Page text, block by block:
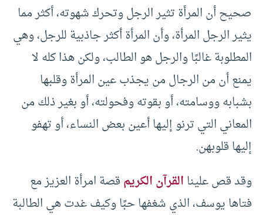
صحيح أن المرأة تثير الرجل وتحرك شهوته، أكثر مما
يثير الرجل المرأة، وأن المرأة أكثر جاذبية للرجل، وهي
المطلوبة غالبًا والرجل هو الطالب، ولكن هذا كله لا
يمنع أن من الرجال من يجذب عين المرأة وقلبها
بشبابه ووسامته، أو بقوته وفحولته، أو بغير ذلك من
المعاني التي ترنو إليها أعين بعض النساء، أو تهفو
إليها قلوبهن.
وقد قص عليناالقرآن الكريمقصة امرأة العزيز مع
فتاها يوسف، الذي شغفها حبًا وكيف غدت هي الطالبة